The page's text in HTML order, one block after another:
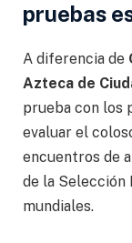
pruebas
A diferencia de
Azteca de
prueba con los
evaluar el
encuentros de
de la Selección
mundiales.